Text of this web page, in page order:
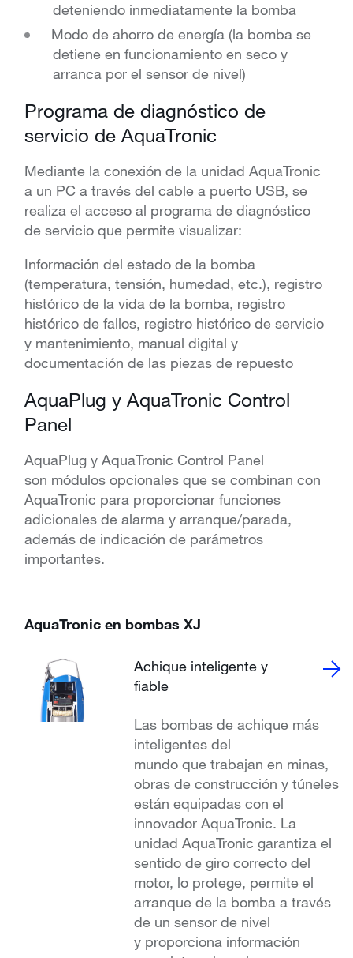
deteniendo inmediatamente la bomba
Modo de ahorro de energía (la bomba se
detiene en funcionamiento en seco y
arranca por el sensor de nivel)
Programa de diagnóstico de
servicio de AquaTronic
Mediante la conexión de la unidad AquaTronic
a un PC a través del cable a puerto USB, se
realiza el acceso al programa de diagnóstico
de servicio que permite visualizar:
Información del estado de la bomba
(temperatura, tensión, humedad, etc.), registro
histórico de la vida de la bomba, registro
histórico de fallos, registro histórico de servicio
y mantenimiento, manual digital y
documentación de las piezas de repuesto
AquaPlug y AquaTronic Control
Panel
AquaPlug y AquaTronic Control Panel
son módulos opcionales que se combinan con
AquaTronic para proporcionar funciones
adicionales de alarma y arranque/parada,
además de indicación de parámetros
importantes.
AquaTronic en bombas XJ
Achique inteligente y
fiable
Las bombas de achique más
inteligentes del
mundo que trabajan en minas,
obras de construcción y túneles
están equipadas con el
innovador AquaTronic. La
unidad AquaTronic garantiza el
sentido de giro correcto del
motor, lo protege, permite el
arranque de la bomba a través
de un sensor de nivel
y proporciona información